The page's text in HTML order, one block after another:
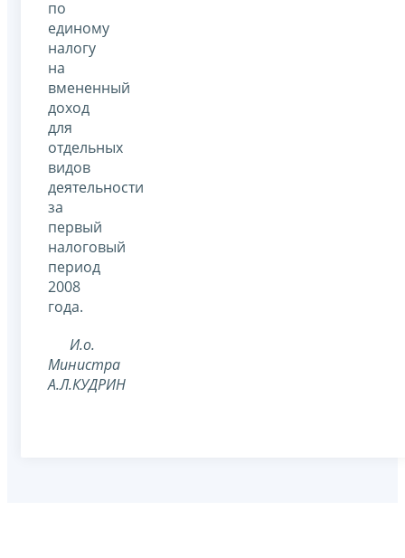
по
единому
налогу
на
вмененный
доход
для
отдельных
видов
деятельности
за
первый
налоговый
период
2008
года.
И.о.
Министра
А.Л.КУДРИН